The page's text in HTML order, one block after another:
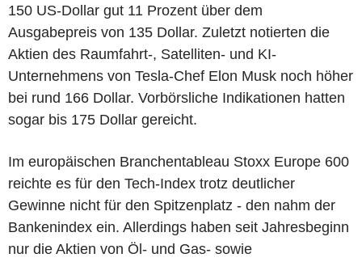
150 US-Dollar gut 11 Prozent über dem
Ausgabepreis von 135 Dollar. Zuletzt notierten die
Aktien des Raumfahrt-, Satelliten- und KI-
Unternehmens von Tesla-Chef Elon Musk noch höher
bei rund 166 Dollar. Vorbörsliche Indikationen hatten
sogar bis 175 Dollar gereicht.
Im europäischen Branchentableau Stoxx Europe 600
reichte es für den Tech-Index trotz deutlicher
Gewinne nicht für den Spitzenplatz - den nahm der
Bankenindex ein. Allerdings haben seit Jahresbeginn
nur die Aktien von Öl- und Gas- sowie